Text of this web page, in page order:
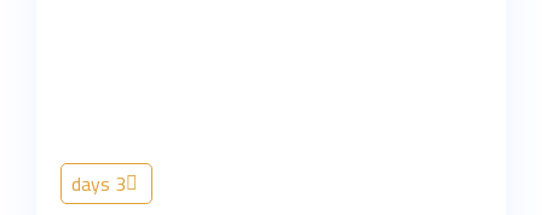
3 days